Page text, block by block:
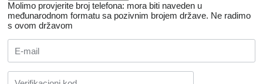
Molimo provjerite broj telefona: mora biti naveden u
međunarodnom formatu sa pozivnim brojem države. Ne radimo
s ovom državom